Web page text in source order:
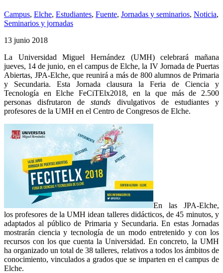
Campus, Elche, Estudiantes, Fuente, Jornadas y seminarios, Noticia,
Seminarios y jornadas
13 junio 2018
La Universidad Miguel Hernández (UMH) celebrará mañana
jueves, 14 de junio, en el campus de Elche, la IV Jornada de Puertas
Abiertas, JPA-Elche, que reunirá a más de 800 alumnos de Primaria
y Secundaria. Esta Jornada clausura la Feria de Ciencia y
Tecnología en Elche FeCiTElx2018, en la que más de 2.500
personas disfrutaron destands divulgativos de estudiantes y
profesores de la UMH en el Centro de Congresos de Elche.
En las JPA-Elche,
los profesores de la UMH idean talleres didácticos, de 45 minutos, y
adaptados al público de Primaria y Secundaria. En estas Jornadas
mostrarán ciencia y tecnología de un modo entretenido y con los
recursos con los que cuenta la Universidad. En concreto, la UMH
ha organizado un total de 38 talleres, relativos a todos los ámbitos de
conocimiento, vinculados a grados que se imparten en el campus de
Elche.